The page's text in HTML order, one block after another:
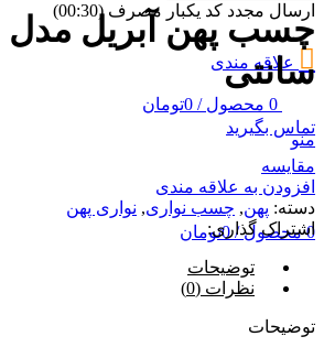
ارسال مجدد کد یکبار مصرف(00:
30
)
علاقه مندی
0 محصول /
0تومان
منو
0 محصول /
0تومان
سانتی
تماس بگیرید
مقایسه
افزودن به علاقه مندی
دسته: پهن, چسب نواری, نواری پهن
اشتراک گذاری:
توضیحات
نظرات (0)
توضیحات